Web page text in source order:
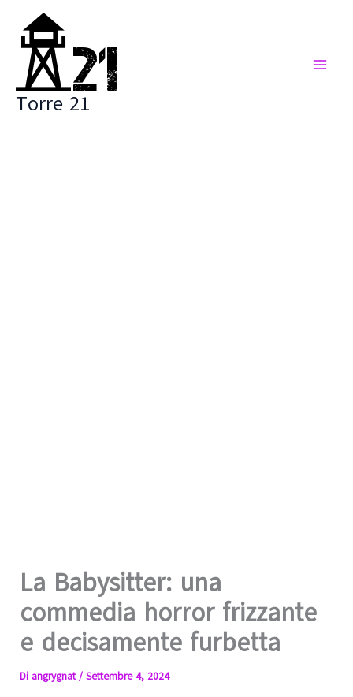
contenuto
Torre 21
La Babysitter: una
commedia horror frizzante
e decisamente furbetta
Di angrygnat/ Settembre 4, 2024